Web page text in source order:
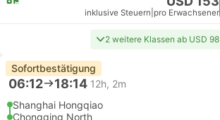
inklusive Steuern pro Erwachsener
2 weitere Klassen ab USD 98
Sofortbestätigung
06:12 18:14 12h, 2m
Shanghai Hongqiao
Chongqing North